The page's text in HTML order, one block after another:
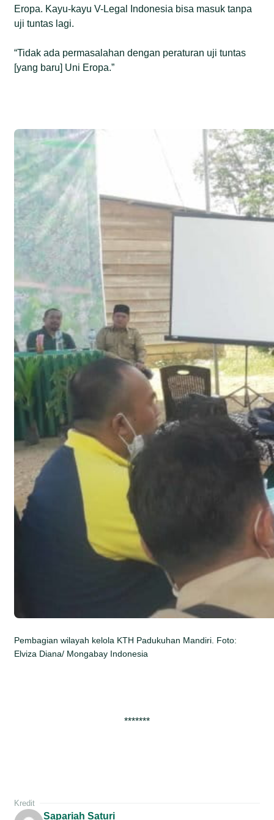
Eropa. Kayu-kayu V-Legal Indonesia bisa masuk tanpa
uji tuntas lagi.
“Tidak ada permasalahan dengan peraturan uji tuntas
[yang baru] Uni Eropa.”
Pembagian wilayah kelola KTH Padukuhan Mandiri. Foto:
Elviza Diana/ Mongabay Indonesia
*******
Kredit
Sapariah Saturi